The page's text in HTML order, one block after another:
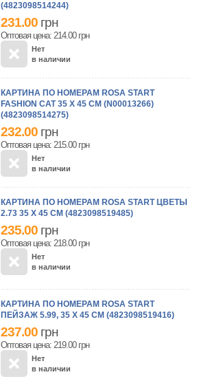
(4823098514244)
231.00 грн
Оптовая цена: 214.00 грн
Нет
в наличии
КАРТИНА ПО НОМЕРАМ ROSA START
FASHION CAT 35 Х 45 СМ (N00013266)
(4823098514275)
232.00 грн
Оптовая цена: 215.00 грн
Нет
в наличии
КАРТИНА ПО НОМЕРАМ ROSA START ЦВЕТЫ
2.73 35 Х 45 СМ (4823098519485)
235.00 грн
Оптовая цена: 218.00 грн
Нет
в наличии
КАРТИНА ПО НОМЕРАМ ROSA START
ПЕЙЗАЖ 5.99, 35 Х 45 СМ (4823098519416)
237.00 грн
Оптовая цена: 219.00 грн
Нет
в наличии